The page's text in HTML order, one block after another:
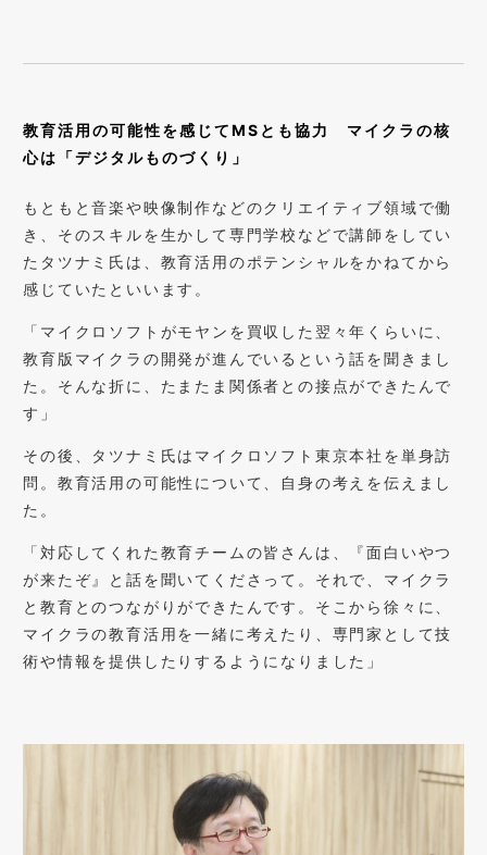
教育活用の可能性を感じてMSとも協力 マイクラの核
心は「デジタルものづくり」
もともと音楽や映像制作などのクリエイティブ領域で働
き、そのスキルを生かして専門学校などで講師をしてい
たタツナミ氏は、教育活用のポテンシャルをかねてから
感じていたといいます。
「マイクロソフトがモヤンを買収した翌々年くらいに、
教育版マイクラの開発が進んでいるという話を聞きまし
た。そんな折に、たまたま関係者との接点ができたんで
す」
その後、タツナミ氏はマイクロソフト東京本社を単身訪
問。教育活用の可能性について、自身の考えを伝えまし
た。
「対応してくれた教育チームの皆さんは、『面白いやつ
が来たぞ』と話を聞いてくださって。それで、マイクラ
と教育とのつながりができたんです。そこから徐々に、
マイクラの教育活用を一緒に考えたり、専門家として技
術や情報を提供したりするようになりました」